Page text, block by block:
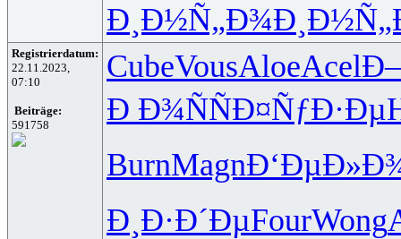
Ð¸Ð½Ñ„Ð¾
Registrierdatum:
22.11.2023,
07:10
Beiträge:
591758
CubeVousAloeAcel
Ð Ð¾ÑÑÐ¤ÑƒÐ·Ðµ
BurnMagn
Ð¸Ð·Ð´ÐµFourWong